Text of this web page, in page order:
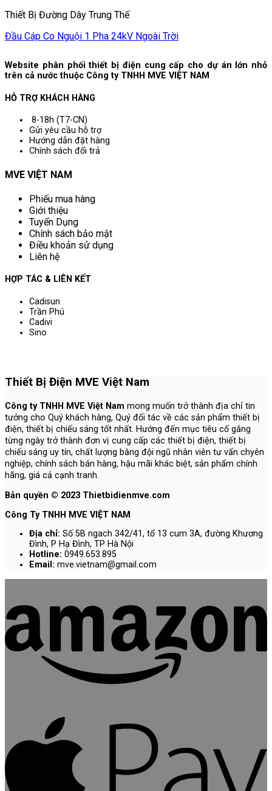
Thiết Bị Đường Dây Trung Thế
Đầu Cáp Co Nguội 1 Pha 24kV Ngoài Trời
Website phân phối thiết bị điện cung cấp cho dự án lớn nhỏ
trên cả nước thuộc Công ty TNHH MVE VIỆT NAM
HỖ TRỢ KHÁCH HÀNG
8-18h (T7-CN)
Gửi yêu cầu hỗ trợ
Hướng dẫn đặt hàng
Chính sách đổi trả
MVE VIỆT NAM
Phiếu mua hàng
Giới thiệu
Tuyển Dụng
Chính sách bảo mật
Điều khoản sử dụng
Liên hệ
HỢP TÁC & LIÊN KẾT
Cadisun
Trần Phú
Cadivi
Sino
Thiết Bị Điện MVE Việt Nam
Công ty TNHH MVE Việt Nam mong muốn trở thành địa chỉ tin
tưởng cho Quý khách hàng, Quý đối tác về các sản phẩm thiết bị
điện, thiết bị chiếu sáng tốt nhất. Hướng đến mục tiêu cố gắng
từng ngày trở thành đơn vị cung cấp các thiết bị điện, thiết bị
chiếu sáng uy tín, chất lượng bằng đội ngũ nhân viên tư vấn chyên
nghiệp, chính sách bán hàng, hậu mãi khác biệt, sản phẩm chính
hãng, giá cả cạnh tranh.
Bản quyền © 2023 Thietbidienmve.com
Công Ty TNHH MVE VIỆT NAM
Địa chỉ: Số 5B ngach 342/41, tổ 13 cum 3A, đường Khương
Đình, P Hạ Đình, TP Hà Nội
Hotline: 0949.653.895
Email: mve.vietnam@gmail.com